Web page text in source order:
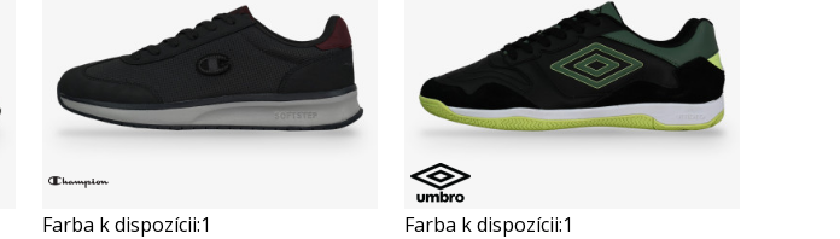
Porovnaj
Farba k dispozícii:1
Porovnaj
Farba k dispozícii:1